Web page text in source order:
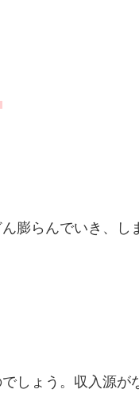
膨らんでいき、し
しょう。収入源が